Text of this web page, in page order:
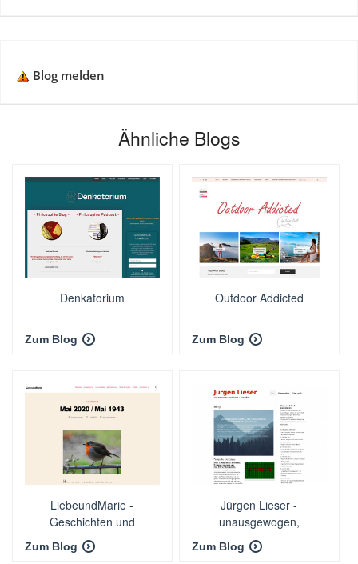
Blog melden
Ähnliche Blogs
Denkatorium
Zum Blog
Outdoor Addicted
Zum Blog
LiebeundMarie -
Geschichten und
Erzählungen von Marie
Henner
Zum Blog
Jürgen Lieser -
unausgewogen,
polemisch, angreifbar
Zum Blog